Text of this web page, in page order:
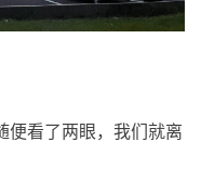
便看了两眼，我们就离